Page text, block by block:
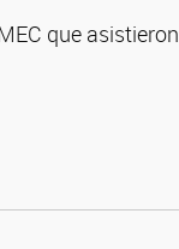
que
Twitter